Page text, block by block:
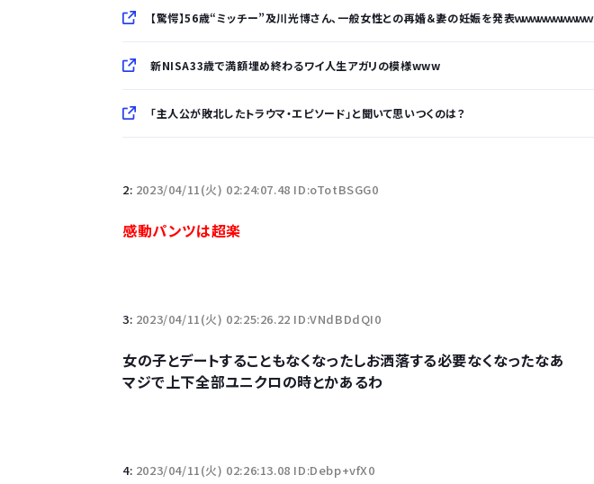
【驚愕】56歳“ミッチー”及川光博さん、一般女性との再婚＆妻の妊娠を発表ｗｗｗｗｗｗｗｗｗｗ
新NISA33歳で満額埋め終わるワイ人生アガリの模様www
「主人公が敗北したトラウマ・エピソード」と聞いて思いつくのは？
2: 2023/04/11(火) 02:24:07.48 ID:oTotBSGG0
感動パンツは超楽
3: 2023/04/11(火) 02:25:26.22 ID:VNdBDdQI0
女の子とデートすることもなくなったしお洒落する必要なくなったなあ
マジで上下全部ユニクロの時とかあるわ
4: 2023/04/11(火) 02:26:13.08 ID:Debp+vfX0